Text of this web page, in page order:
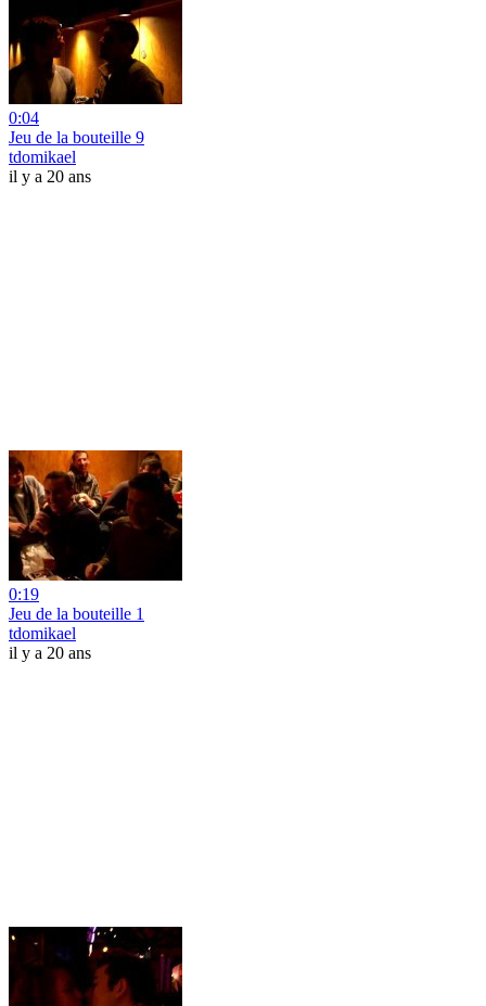
0:04
Jeu de la bouteille 9
tdomikael
il y a 20 ans
0:19
Jeu de la bouteille 1
tdomikael
il y a 20 ans